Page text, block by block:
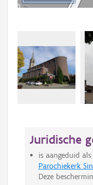
Juridische
is aangeduid als
Parochiekerk
Deze